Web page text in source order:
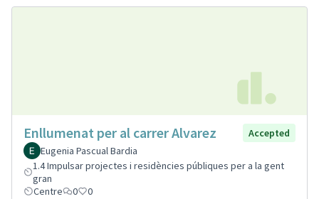
Enllumenat per al carrer Alvarez
Accepted
Eugenia Pascual Bardia
1.4 Impulsar projectes i residències públiques per a la gent
gran
Centre
0 0